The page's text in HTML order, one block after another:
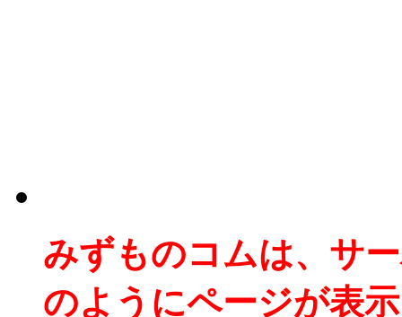
みずものコムは、サ
のようにページが表